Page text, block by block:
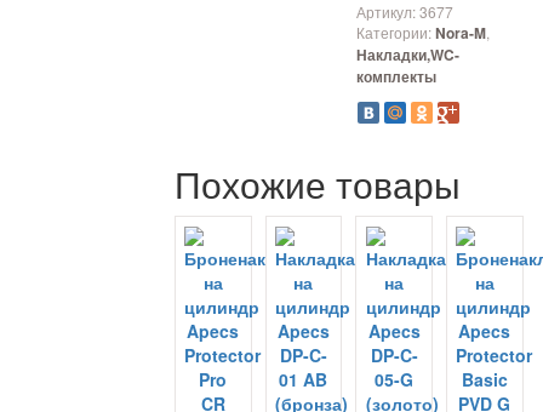
Артикул:3677
Категории:Nora-M,
Накладки,WC-
комплекты
Похожие товары